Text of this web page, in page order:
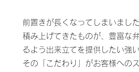
前置きが長くなってしまいまし
積み上げてきたものが、豊富な
るよう出来立てを提供したい強
その「こだわり」がお客様への